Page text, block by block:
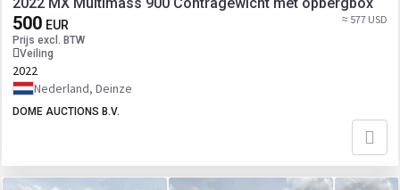
500 EUR
Prijs excl. BTW
Veiling
≈ 577 USD
2022
Nederland, Deinze
DOME AUCTIONS B.V.